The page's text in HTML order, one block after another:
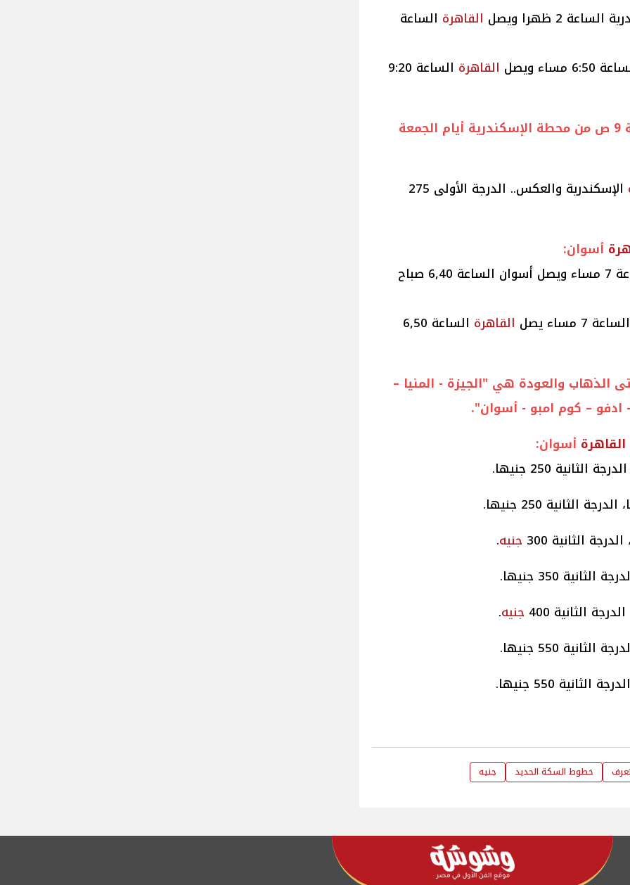
القاهرة الساعة
القاهرة الساعة 9:20
ملحوظة يقوم قطار 2022 الساعة 9 ص من محطة الإسكندرية أيام الجمعة
الإسكندرية والعكس.. الدرجة الأولى 275
أسوان:
الساعة 7 مساء ويصل أسوان الساعة 6,40 صباح
القاهرة الساعة 6,50
الذهاب والعودة هي "الجيزة - المنيا –
– كوم امبو - أسوان".
القاهرة أسوان:
الدرجة الثانية 300 جنيه.
الثانية 400 جنيه.
الثانية 550 جنيها.
الثانية 550 جنيها.
خطوط السكة الحديد جنيه